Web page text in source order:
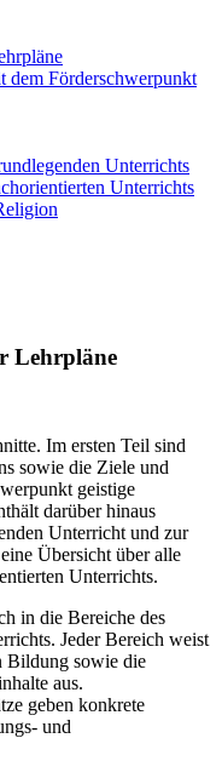
dem Förderschwerpunkt
Unterrichts
Unterrichts
Lehrpläne
Im ersten Teil sind
sowie die Ziele und
geistige
darüber hinaus
Unterricht und zur
Übersicht über alle
Unterrichts.
in die Bereiche des
Jeder Bereich weist
Bildung sowie die
aus.
geben konkrete
und